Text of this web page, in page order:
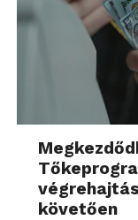
követően